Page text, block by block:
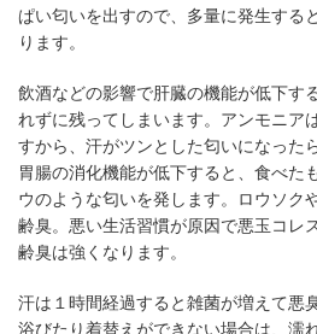
ぱい匂いを出すので、多量に発生する
ります。
飲酒などの影響で肝臓の機能が低下す
れずに残ってしまいます。アンモニア
すから、汗がツンとした匂いになった
胃腸の消化機能が低下すると、食べた
ウのような匂いを発します。ロウソク
齢臭。悪い生活習慣が原因で悪玉コレ
齢臭は強くなります。
汗は１時間経過すると雑菌が増えて悪
浴びたり着替えができない場合は、濡